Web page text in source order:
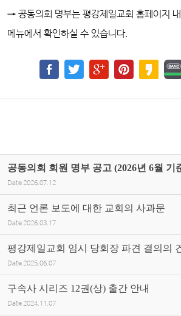
→ 공동의회 명부는 평강제일교회 홈페이지 내
메뉴에서 확인하실 수 있습니다.
공동의회 회원 명부 공고 (2026년 6월 기
Date 2026.07.12
최근 언론 보도에 대한 교회의 사과문
Date 2026.03.17
평강제일교회 임시 당회장 파견 결의의
Date 2025.06.07
구속사 시리즈 12권(상) 출간 안내
Date 2024.11.07